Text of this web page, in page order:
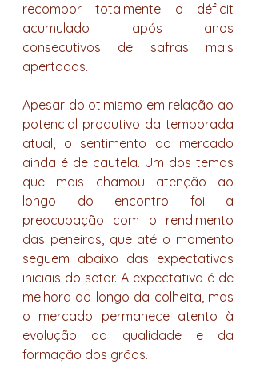
recompor totalmente o déficit
acumulado após anos
consecutivos de safras mais
apertadas.
Apesar do otimismo em relação ao
potencial produtivo da temporada
atual, o sentimento do mercado
ainda é de cautela. Um dos temas
que mais chamou atenção ao
longo do encontro foi a
preocupação com o rendimento
das peneiras, que até o momento
seguem abaixo das expectativas
iniciais do setor. A expectativa é de
melhora ao longo da colheita, mas
o mercado permanece atento à
evolução da qualidade e da
formação dos grãos.